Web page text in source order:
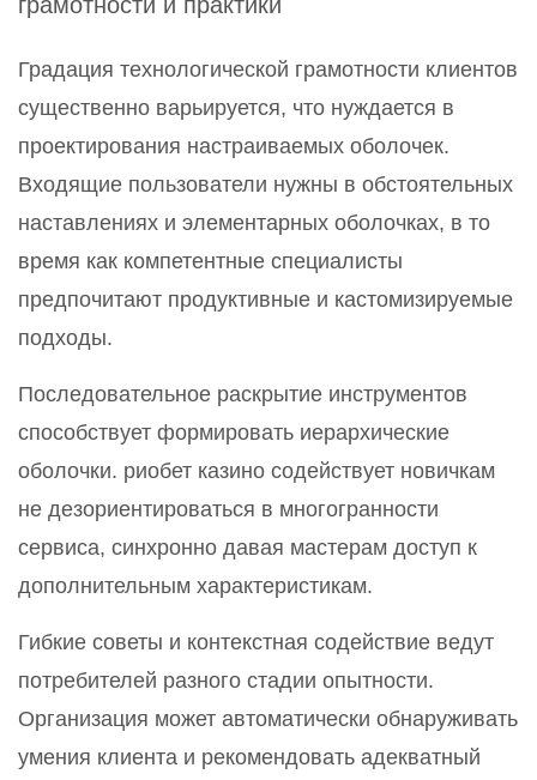
Градация технологической грамотности клиентов
существенно варьируется, что нуждается в
проектирования настраиваемых оболочек.
Входящие пользователи нужны в обстоятельных
наставлениях и элементарных оболочках, в то
время как компетентные специалисты
предпочитают продуктивные и кастомизируемые
подходы.
Последовательное раскрытие инструментов
способствует формировать иерархические
оболочки. риобет казино содействует новичкам
не дезориентироваться в многогранности
сервиса, синхронно давая мастерам доступ к
дополнительным характеристикам.
Гибкие советы и контекстная содействие ведут
потребителей разного стадии опытности.
Организация может автоматически обнаруживать
умения клиента и рекомендовать адекватный